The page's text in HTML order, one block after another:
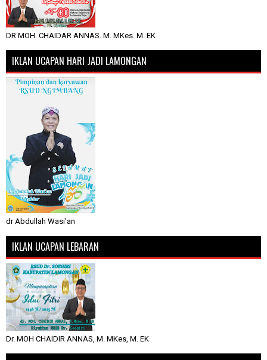
DR MOH. CHAIDAR ANNAS. M. MKes. M. EK
IKLAN UCAPAN HARI JADI LAMONGAN
dr Abdullah Wasi'an
IKLAN UCAPAN LEBARAN
Dr. MOH CHAIDIR ANNAS, M. MKes, M. EK